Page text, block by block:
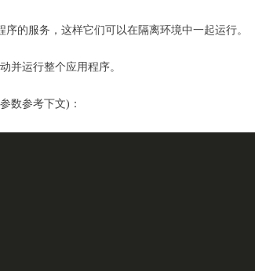
序的服务，这样它们可以在隔离环境中一起运行。
并运行整个应用程序。
数参考下文)：